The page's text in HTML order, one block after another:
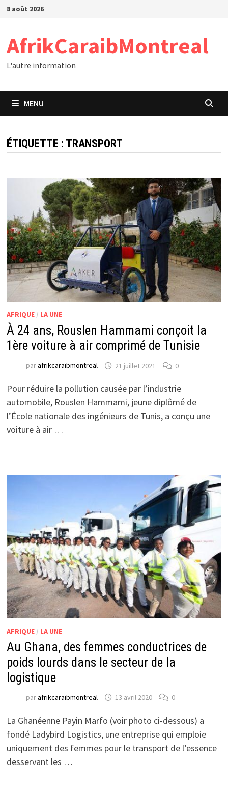
Passer
8 août 2026
AfrikCaraibMontreal
L'autre information
MENU
ÉTIQUETTE : TRANSPORT
AFRIQUE/ LA UNE
À 24 ans, Rouslen Hammami conçoit la
1ère voiture à air comprimé de Tunisie
parafrikcaraibmontreal 21 juillet 2021 0
Pour réduire la pollution causée par l’industrie
automobile, Rouslen Hammami, jeune diplômé de
l’École nationale des ingénieurs de Tunis, a conçu une
voiture à air …
AFRIQUE/ LA UNE
Au Ghana, des femmes conductrices de
poids lourds dans le secteur de la
logistique
parafrikcaraibmontreal 13 avril 2020 0
La Ghanéenne Payin Marfo (voir photo ci-dessous) a
fondé Ladybird Logistics, une entreprise qui emploie
uniquement des femmes pour le transport de l’essence
desservant les …